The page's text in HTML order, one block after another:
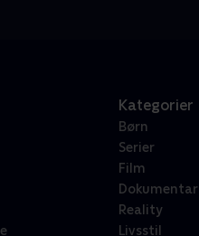
Kategorier
Børn
Serier
Film
Dokumentar
Reality
Livsstil